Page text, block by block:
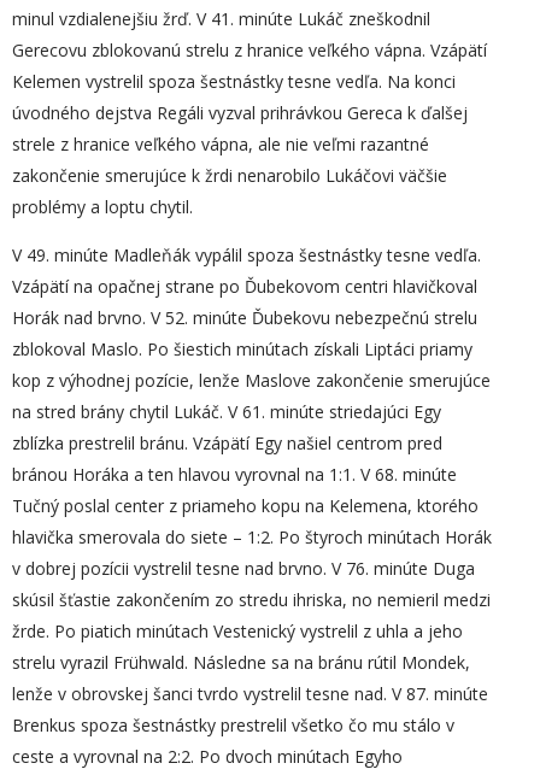
minul vzdialenejšiu žrď. V 41. minúte Lukáč zneškodnil
Gerecovu zblokovanú strelu z hranice veľkého vápna. Vzápätí
Kelemen vystrelil spoza šestnástky tesne vedľa. Na konci
úvodného dejstva Regáli vyzval prihrávkou Gereca k ďalšej
strele z hranice veľkého vápna, ale nie veľmi razantné
zakončenie smerujúce k žrdi nenarobilo Lukáčovi väčšie
problémy a loptu chytil.
V 49. minúte Madleňák vypálil spoza šestnástky tesne vedľa.
Vzápätí na opačnej strane po Ďubekovom centri hlavičkoval
Horák nad brvno. V 52. minúte Ďubekovu nebezpečnú strelu
zblokoval Maslo. Po šiestich minútach získali Liptáci priamy
kop z výhodnej pozície, lenže Maslove zakončenie smerujúce
na stred brány chytil Lukáč. V 61. minúte striedajúci Egy
zblízka prestrelil bránu. Vzápätí Egy našiel centrom pred
bránou Horáka a ten hlavou vyrovnal na 1:1. V 68. minúte
Tučný poslal center z priameho kopu na Kelemena, ktorého
hlavička smerovala do siete – 1:2. Po štyroch minútach Horák
v dobrej pozícii vystrelil tesne nad brvno. V 76. minúte Duga
skúsil šťastie zakončením zo stredu ihriska, no nemieril medzi
žrde. Po piatich minútach Vestenický vystrelil z uhla a jeho
strelu vyrazil Frühwald. Následne sa na bránu rútil Mondek,
lenže v obrovskej šanci tvrdo vystrelil tesne nad. V 87. minúte
Brenkus spoza šestnástky prestrelil všetko čo mu stálo v
ceste a vyrovnal na 2:2. Po dvoch minútach Egyho